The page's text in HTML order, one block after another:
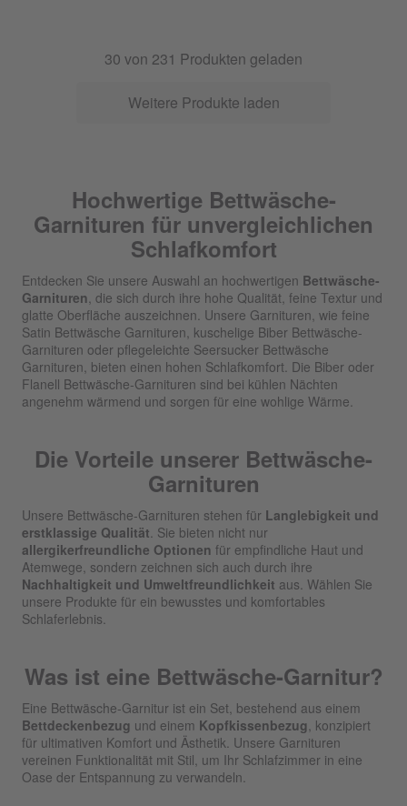
30 von 231 Produkten geladen
Weitere Produkte laden
Hochwertige Bettwäsche-
Garnituren für unvergleichlichen
Schlafkomfort
Entdecken Sie unsere Auswahl an hochwertigen Bettwäsche-
Garnituren , die sich durch ihre hohe Qualität, feine Textur und
glatte Oberfläche auszeichnen. Unsere Garnituren, wie feine
Satin Bettwäsche Garnituren, kuschelige Biber Bettwäsche-
Garnituren oder pflegeleichte Seersucker Bettwäsche
Garnituren, bieten einen hohen Schlafkomfort. Die Biber oder
Flanell Bettwäsche-Garnituren sind bei kühlen Nächten
angenehm wärmend und sorgen für eine wohlige Wärme.
Die Vorteile unserer Bettwäsche-
Garnituren
Unsere Bettwäsche-Garnituren stehen für Langlebigkeit und
erstklassige Qualität . Sie bieten nicht nur
allergikerfreundliche Optionen für empfindliche Haut und
Atemwege, sondern zeichnen sich auch durch ihre
Nachhaltigkeit und Umweltfreundlichkeit aus. Wählen Sie
unsere Produkte für ein bewusstes und komfortables
Schlaferlebnis.
Was ist eine Bettwäsche-Garnitur?
Eine Bettwäsche-Garnitur ist ein Set, bestehend aus einem
Bettdeckenbezug und einem Kopfkissenbezug , konzipiert
für ultimativen Komfort und Ästhetik. Unsere Garnituren
vereinen Funktionalität mit Stil, um Ihr Schlafzimmer in eine
Oase der Entspannung zu verwandeln.